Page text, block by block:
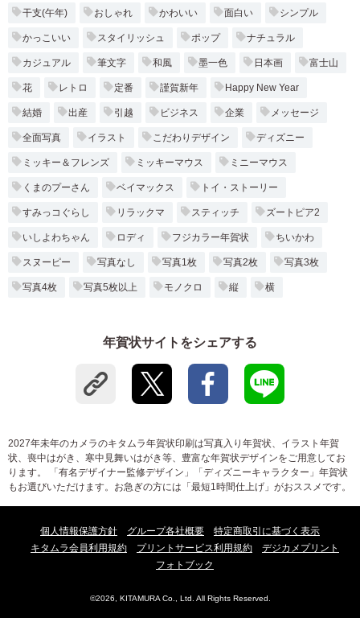
干支(午年) おしゃれ かわいい 面白い シンプル
かっこいい スタイリッシュ ポップ ナチュラル
カジュアル 筆文字 和風 墨一色 日本画 富士山
花 レトロ 定番 謹賀新年 Happy New Year
結婚 出産 引越 ビジネス 企業 メッセージ
全面写真 イラスト こだわりデザイン ディズニー
ミッキー＆フレンズ ミッキーマウス ミニーマウス
くまのプーさん ベイマックス トイ・ストーリー
すみっコぐらし リラックマ スティッチ ズートピア2
いしよわちゃん ロディ フジカラー年賀状 ちいかわ
スヌーピー 写真なし 写真1枚 写真2枚 写真3枚
写真4枚 写真5枚以上 モノクロ 縦 横
年賀状サイトをシェアする
2027年未年のカメラのキタムラ年賀状印刷は写真入り年賀状、イラスト年賀
状、喪中はがき、寒中見舞いはがき等、豊富な年賀状デザインをご用意してお
ります。 「有名デザイナー監修デザイン」「ディズニーキャラクター」年賀状
もお選びいただけます。お急ぎの方には「最短1時間仕上げ」がおススメです。
個人情報保護方針 グループ各社概要
特定商取引に基づく表示
キタムラ会員利用規約
プリントサービス利用規約
デジカメプリント
フォトブック
©2026, KITAMURA Co., Ltd. All Rights Reserved.